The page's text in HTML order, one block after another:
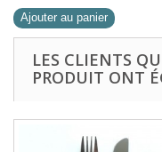
Ajouter au panier
LES CLIENTS
PRODUIT ONT